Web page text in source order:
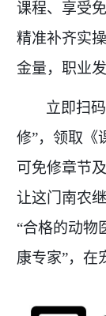
课程、享受
精准补齐实
金量，职业
立即扫
修”，领取《
可免修章节
让这门南农
“合格的动物
康专家”，在